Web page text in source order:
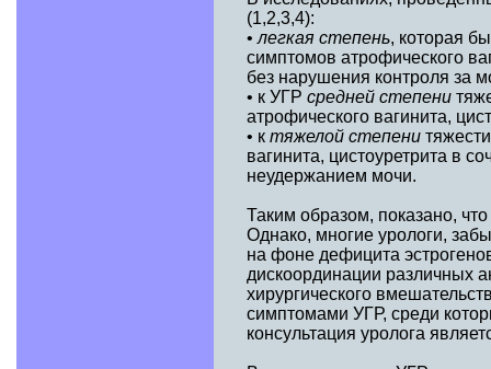
(1,2,3,4):
• легкая степень, которая
симптомов атрофического
без нарушения контроля за
• к УГР средней степени
атрофического вагинита,
• к тяжелой степени
вагинита, цистоуретрита в
неудержанием мочи.
Таким образом, показано,
Однако, многие урологи,
на фоне дефицита
дискоординации различных
хирургического
симптомами УГР, среди
консультация уролога